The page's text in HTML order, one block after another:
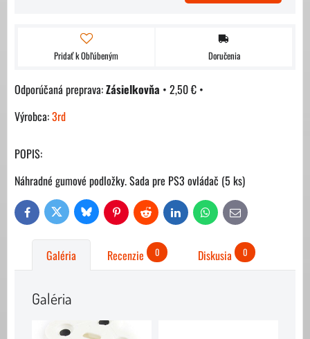
Pridať k Obľúbeným Doručenia
Zásielkovňa • 2,50 € •
Výrobca:3rd
POPIS:
Náhradné gumové podložky. Sada pre PS3 ovládač (5 ks)
FacebookTwitter Bluesky PinterestReddit LinkedIn WhatsAppE-
mail
Galéria Recenzie 0 Diskusia 0
Galéria